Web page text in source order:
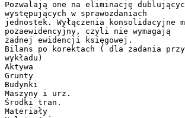
Pozwalają one na eliminację
występujących w sprawozdaniach
jednostek. Wyłączenia konsolidacyjne
pozaewidencyjny, czyli nie wymagają
żadnej ewidencji księgowej.
Bilans po korektach ( dla zadania
wykładu)
Aktywa
Grunty
Budynki
Maszyny i urz.
Środki tran.
Materiały